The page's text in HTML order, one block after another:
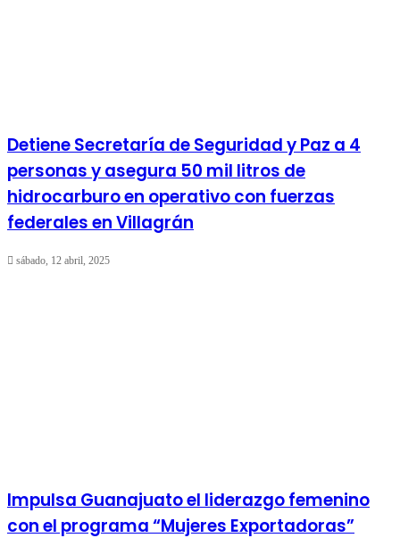
Detiene Secretaría de Seguridad y Paz a 4
personas y asegura 50 mil litros de
hidrocarburo en operativo con fuerzas
federales en Villagrán
sábado, 12 abril, 2025
Impulsa Guanajuato el liderazgo femenino
con el programa “Mujeres Exportadoras”